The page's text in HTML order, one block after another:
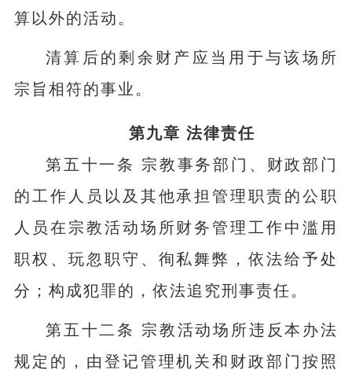
算以外的活动。
清算后的剩余财产应当用于与该场所
宗旨相符的事业。
第九章 法律责任
第五十一条 宗教事务部门、财政部门
的工作人员以及其他承担管理职责的公职
人员在宗教活动场所财务管理工作中滥用
职权、玩忽职守、徇私舞弊，依法给予处
分；构成犯罪的，依法追究刑事责任。
第五十二条 宗教活动场所违反本办法
规定的，由登记管理机关和财政部门按照